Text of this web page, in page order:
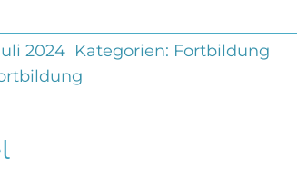
2024 Kategorien: Fortbildung